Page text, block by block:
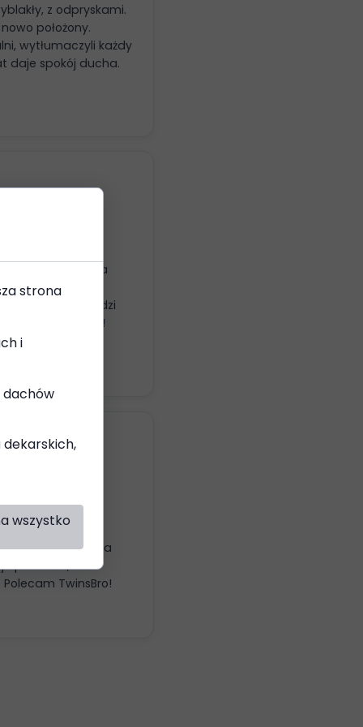
z odpryskami.
położony.
wytłumaczyli każdy
daje spokój ducha.
Realizacja
dachówka
jak nowy. Sąsiedzi
z całego serca!
od pierwszego
– konkretna i
Dach wygląda
pewność, że
TwinsBro!
strona
i
dachów
dekarskich,
wszystko